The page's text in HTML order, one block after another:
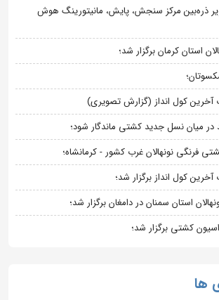
ذره‌بین مرکز سنجش، پایش، مانیتورینگ هوش
استان کرمان برگزار شد؛
آخرین کول انداز (گزارش تصویری)
در میان نسل جدید کشتی ماندگار شود؛
فرنگی نونهالان غرب کشور - کرمانشاه؛
کول انداز برگزار شد؛
استان سمنان در دامغان برگزار شد؛
کشتی برگزار شد؛
ها